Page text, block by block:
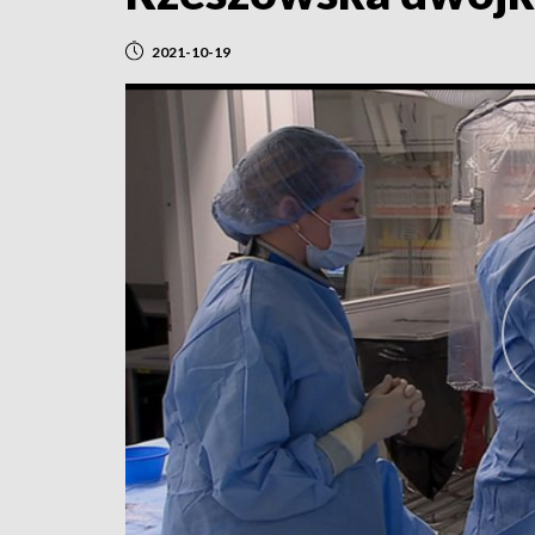
2021-10-19